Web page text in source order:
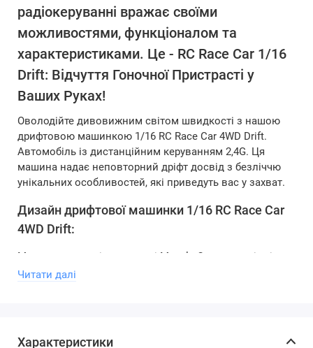
радіокеруванні вражає своїми
можливостями, функціоналом та
характеристиками. Це - RC Race Car 1/16
Drift: Відчуття Гоночної Пристрасті у
Ваших Руках!
Оволодійте дивовижним світом швидкості з нашою
дрифтовою машинкою 1/16 RC Race Car 4WD Drift.
Автомобіль із дистанційним керуванням 2,4G. Ця
машина надає неповторний дріфт досвід з безліччю
унікальних особливостей, які приведуть вас у захват.
Дизайн дрифтової машинки 1/16 RC Race Car
4WD Drift:
Машинка на радіокеруванні Muscle Car має стрімкі
лінії, що підкреслюють її гоночний характер.
Читати далі
Характеристики